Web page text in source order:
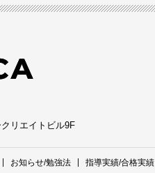
リエイトビル9F
お知らせ/勉強法 指導実績/合格実績